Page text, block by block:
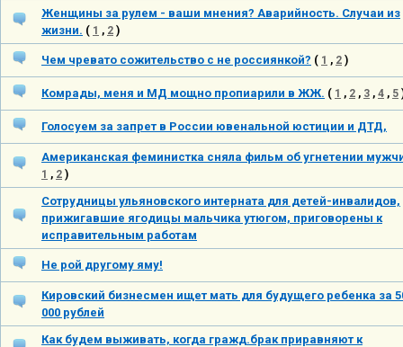
Женщины за рулем - ваши мнения? Аварийность. Случаи из
жизни. ( 1 , 2 )
Чем чревато сожительство с не россиянкой? ( 1 , 2 )
Комрады, меня и МД мощно пропиарили в ЖЖ. ( 1 , 2 , 3 , 4 , 5
Голосуем за запрет в России ювенальной юстиции и ДТД,
Американская феминистка сняла фильм об угнетении
1 , 2 )
Сотрудницы ульяновского интерната для детей-инвалидов,
прижигавшие ягодицы мальчика утюгом, приговорены к
исправительным работам
Не рой другому яму!
Кировский бизнесмен ищет мать для будущего ребенка за
000 рублей
Как будем выживать, когда гражд.брак приравняют к